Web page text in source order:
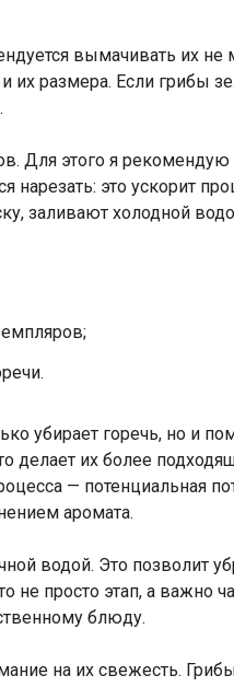
вымачивать их не
их размера. Если грибы
этого я рекомендую
это ускорит
заливают холодной
убирает горечь, но и
делает их более
— потенциальная
аромата.
водой. Это позволит
просто этап, а важно
блюду.
на их свежесть.